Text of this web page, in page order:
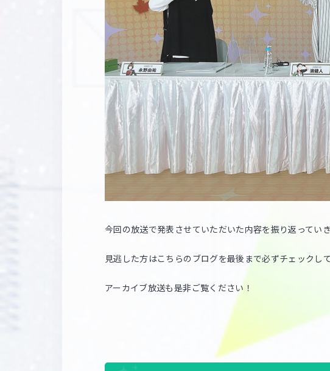
今回の放送で発表させていただいた内容を振り返ってい
見逃した方はこちらのブログを最後まで必ずチェックし
アーカイブ放送も是非ご覧ください！